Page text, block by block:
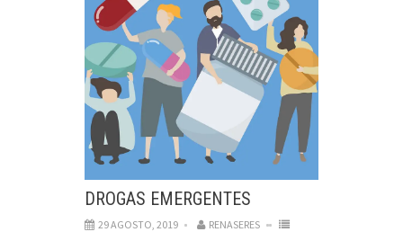
DROGAS EMERGENTES
29 AGOSTO, 2019
RENASERES